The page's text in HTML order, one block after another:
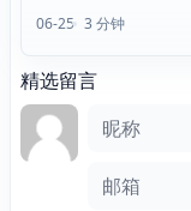
06-25 3 分钟
精选留言
昵称
邮箱
评论框